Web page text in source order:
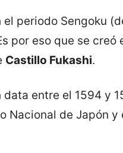
periodo Sengoku
por eso que se
Castillo Fukashi.
entre el 1594 y
Nacional de Japón